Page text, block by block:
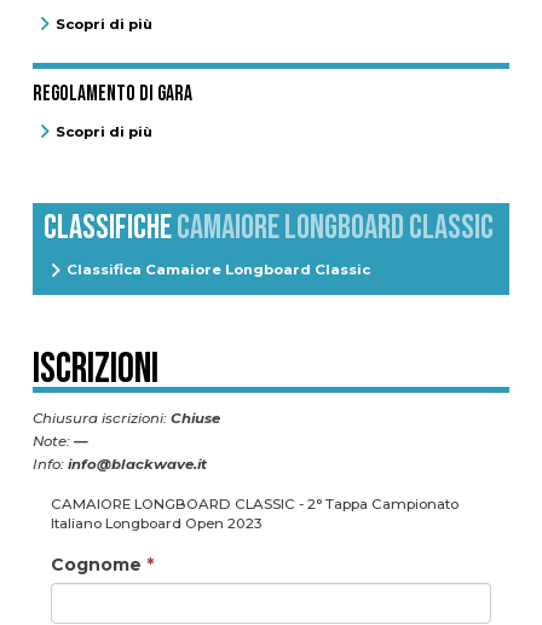
Scopri di più
Regolamento di gara
Scopri di più
CLASSIFICHECAMAIORE LONGBOARD CLASSIC
Classifica Camaiore Longboard Classic
Iscrizioni
Chiusura iscrizioni:Chiuse
Note: —
Info: info@blackwave.it
CAMAIORE LONGBOARD CLASSIC - 2° Tappa Campionato
Italiano Longboard Open 2023
Cognome *